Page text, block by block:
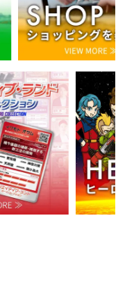
ラ
ン
ド・
カ
ー
ド